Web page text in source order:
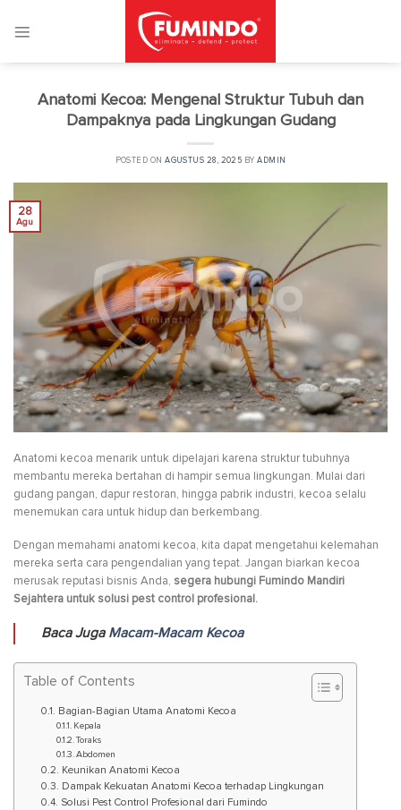
Anatomi Kecoa: Mengenal Struktur Tubuh dan
Dampaknya pada Lingkungan Gudang
POSTED ONAGUSTUS 28, 2025 BYADMIN
28
Agu
Anatomi kecoa menarik untuk dipelajari karena struktur tubuhnya
membantu mereka bertahan di hampir semua lingkungan. Mulai dari
gudang pangan, dapur restoran, hingga pabrik industri, kecoa selalu
menemukan cara untuk hidup dan berkembang.
Dengan memahami anatomi kecoa, kita dapat mengetahui kelemahan
mereka serta cara pengendalian yang tepat. Jangan biarkan kecoa
merusak reputasi bisnis Anda, segera hubungi Fumindo Mandiri
Sejahtera untuk solusi pest control profesional.
Baca JugaMacam-Macam Kecoa
Table of Contents
Bagian-Bagian Utama Anatomi Kecoa
Kepala
Toraks
Abdomen
Keunikan Anatomi Kecoa
Dampak Kekuatan Anatomi Kecoa terhadap Lingkungan
Solusi Pest Control Profesional dari Fumindo